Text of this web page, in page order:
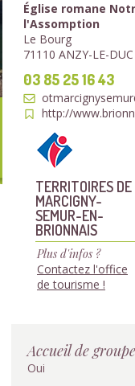
Église romane
l'Assomption
Le Bourg
71110 ANZY-LE-DUC
03 85 25 16 43
http://
TERRITOIRES DE
MARCIGNY-
SEMUR-EN-
BRIONNAIS
Plus d'infos ?
Contactez l'office
de tourisme !
Accueil de
Oui